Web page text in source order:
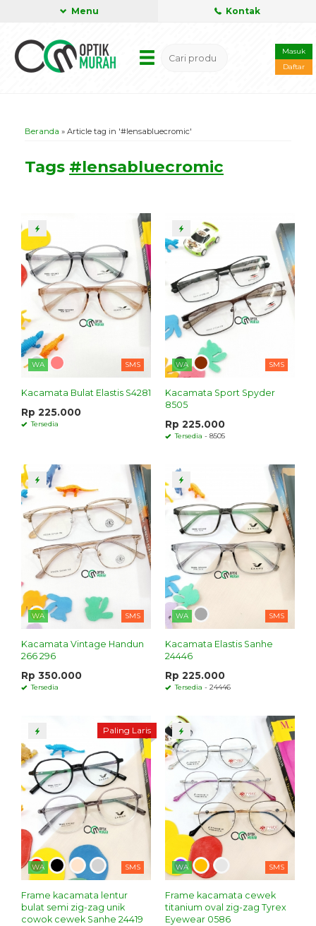
Menu Kontak
Masuk
Daftar
Beranda » Article tag in '#lensabluecromic'
Tags #lensabluecromic
WA SMS
Kacamata Bulat Elastis S4281
Rp 225.000
Tersedia
WA SMS
Kacamata Sport Spyder
8505
Rp 225.000
Tersedia - 8505
WA SMS
Kacamata Vintage Handun
266 296
Rp 350.000
Tersedia
WA SMS
Kacamata Elastis Sanhe
24446
Rp 225.000
Tersedia - 24446
Paling Laris
WA SMS
Frame kacamata lentur
bulat semi zig-zag unik
cowok cewek Sanhe 24419
WA SMS
Frame kacamata cewek
titanium oval zig-zag Tyrex
Eyewear 0586